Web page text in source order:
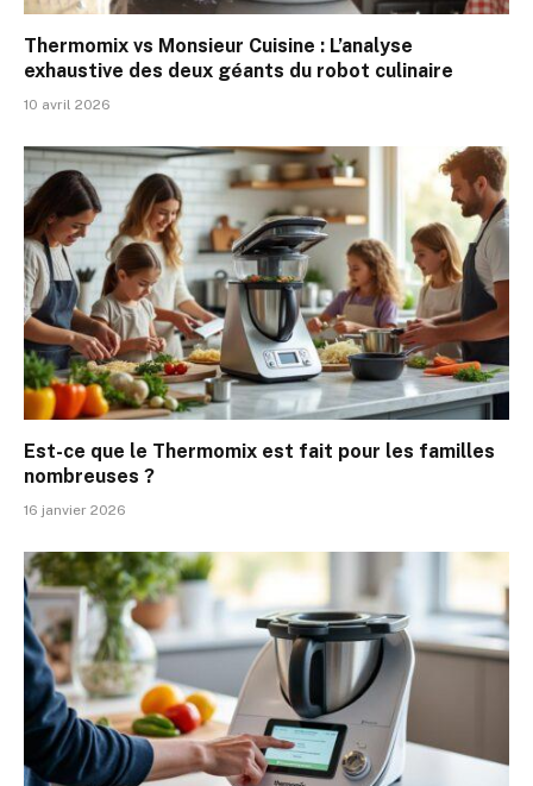
Thermomix vs Monsieur Cuisine : L’analyse
exhaustive des deux géants du robot culinaire
10 avril 2026
Est-ce que le Thermomix est fait pour les familles
nombreuses ?
16 janvier 2026